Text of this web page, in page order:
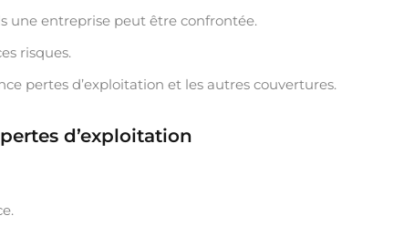
une entreprise peut être confrontée.
risques.
pertes d’exploitation et les autres couvertures.
d’exploitation